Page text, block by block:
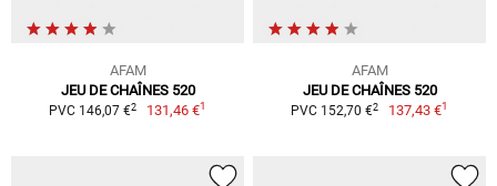
AFAM
JEU DE CHAÎNES 520
PVC 146,07 €2 131,46 €1
AFAM
JEU DE CHAÎNES 520
PVC 152,70 €2 137,43 €1